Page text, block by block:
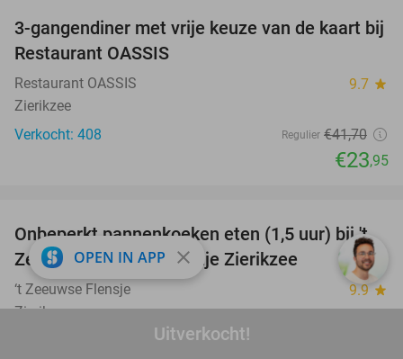
Uitverkocht!
43%
3-gangendiner met vrije keuze van de kaart bij
Restaurant OASSIS
Restaurant OASSIS 9.7 star
Zierikzee
Verkocht: 408
Regulier €41,70
€23,95
67%
Onbeperkt pannenkoeken eten (1,5 uur) bij 't
Zeeuwse Flensje in hartje Zierikzee
‘t Zeeuwse Flensje 9.9 star
Zierikzee
OPEN IN APP close